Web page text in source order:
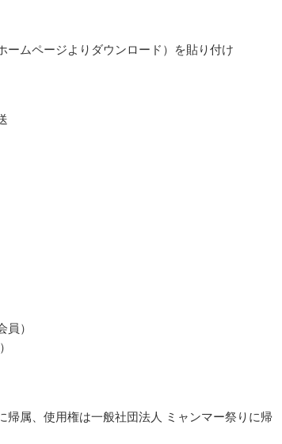
ムページよりダウンロード）を貼り付け
）
帰属、使用権は一般社団法人 ミャンマー祭りに帰